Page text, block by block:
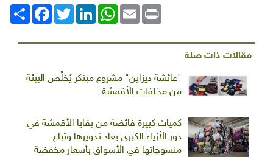
انشر
FacebookTwitterLinkedIn
WhatsAppEmail Print
مقالات ذات صلة
"عائشة ديزاين" مشروع مبتكر يُخَلِّص البيئة
من مخلفات الأقمشة
كميات كبيرة فائضة من بقايا الأقمشة في
دور الأزياء الكبرى يعاد تدويرها وتباع
منسوجاتها في الأسواق بأسعار مخفضة